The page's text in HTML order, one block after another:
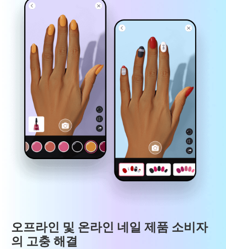
오프라인 및 온라인 네일 제품 소비자
의 고충 해결